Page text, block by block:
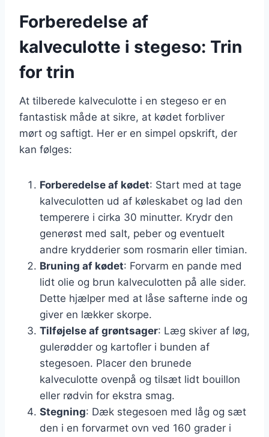
Forberedelse af
kalveculotte i stegeso: Trin
for trin
At tilberede kalveculotte i en stegeso er en
fantastisk måde at sikre, at kødet forbliver
mørt og saftigt. Her er en simpel opskrift, der
kan følges:
Forberedelse af kødet: Start med at tage
kalveculotten ud af køleskabet og lad den
temperere i cirka 30 minutter. Krydr den
generøst med salt, peber og eventuelt
andre krydderier som rosmarin eller timian.
Bruning af kødet: Forvarm en pande med
lidt olie og brun kalveculotten på alle sider.
Dette hjælper med at låse safterne inde og
giver en lækker skorpe.
Tilføjelse af grøntsager: Læg skiver af løg,
gulerødder og kartofler i bunden af
stegesoen. Placer den brunede
kalveculotte ovenpå og tilsæt lidt bouillon
eller rødvin for ekstra smag.
Stegning: Dæk stegesoen med låg og sæt
den i en forvarmet ovn ved 160 grader i